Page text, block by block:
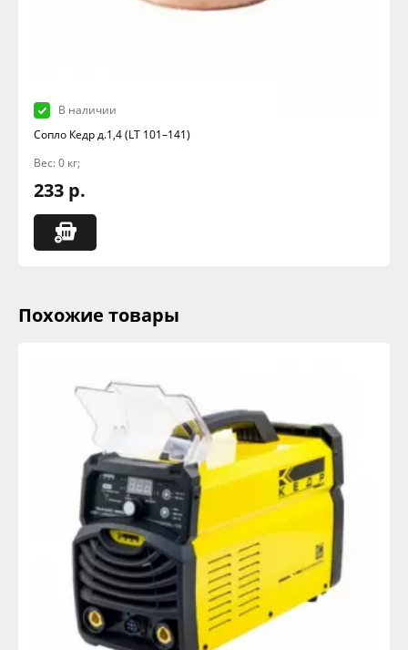
В наличии
Сопло Кедр д.1,4 (LT 101–141)
Вес: 0 кг;
233 р.
Похожие товары